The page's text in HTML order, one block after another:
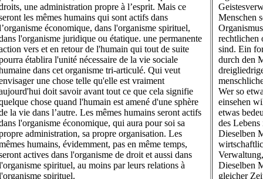
une administration propre à l’esprit. Mais ce
les mêmes humains qui sont actifs dans
économique, dans l'organisme spirituel,
l'organisme juridique ou étatique. une permanente
vers et en retour de l'humain qui tout de suite
établira l'unité nécessaire de la vie sociale
dans cet organisme tri-articulé. Qui veut
une chose telle qu'elle est vraiment
doit savoir avant tout ce que cela signifie
chose quand l'humain est amené d'une sphère
la vie dans l’autre. Les mêmes humains seront actifs
l'organisme économique, qui aura pour soi sa
administration, sa propre organisation. Les
humains, évidemment, pas en même temps,
actives dans l'organisme de droit et aussi dans
spirituel, au moins par leurs relations à
spirituel.
Menschen
rechtlichen
sind. Ein
durch den
Wer so
einsehen
etwas
des
Dieselben
Dieselben
gleicher